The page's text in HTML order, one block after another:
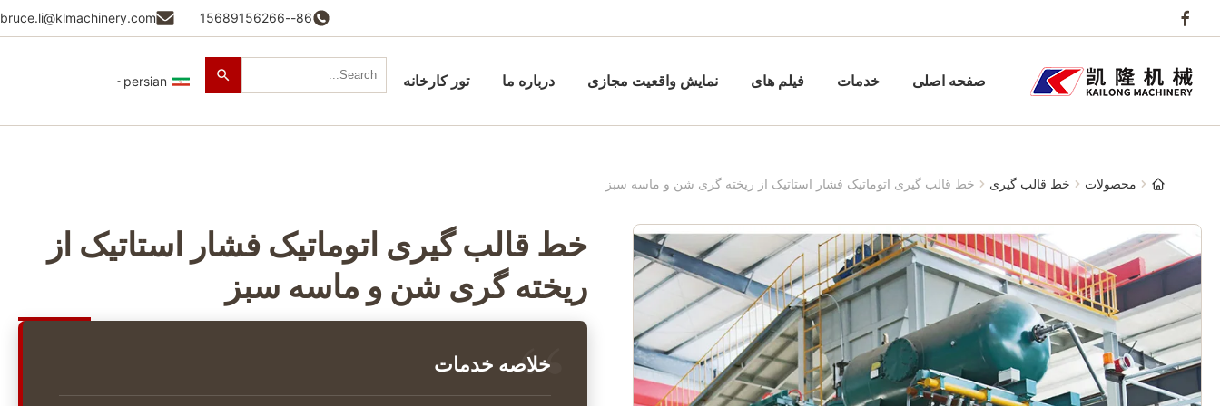
86--15689156266
bruce.li@klmachinery.com
صفحه اصلی خدمات فیلم های نمایش واقعیت مجازی درباره ما تور کارخانه persian
محصولات خط قالب گیری خط قالب گیری اتوماتیک فشار استاتیک از ریخته گری شن و ماسه سبز
خط قالب گیری اتوماتیک فشار استاتیک از
ریخته گری شن و ماسه سبز
خلاصه خدمات